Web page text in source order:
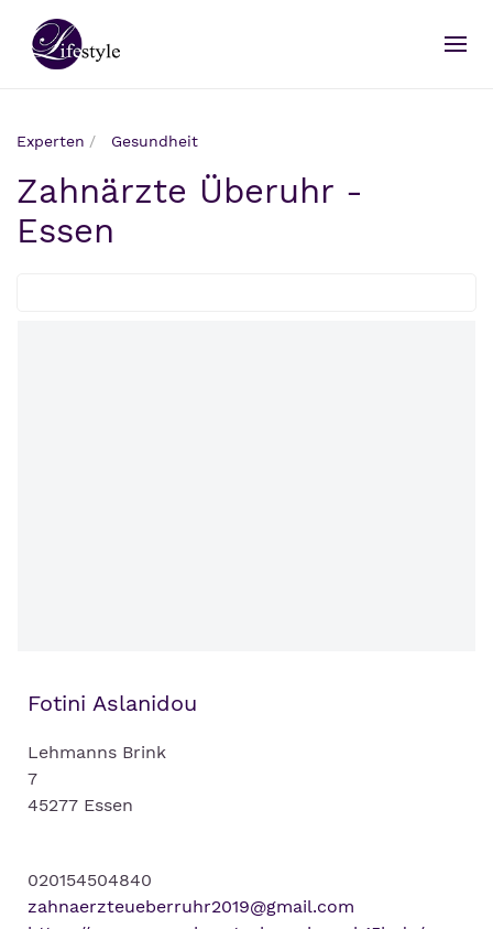
Experten Gesundheit
Zahnärzte Überuhr -
Essen
Fotini Aslanidou
Lehmanns Brink
7
45277 Essen
020154504840
zahnaerzteueberruhr2019@gmail.com